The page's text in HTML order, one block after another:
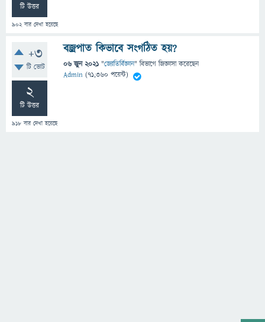
টি উত্তর
902বার দেখা হয়েছে
+3
টি ভোট
2
টি উত্তর
918 বার দেখা হয়েছে
বজ্রপাত কিভাবে সংগঠিত হয়?
06 জুন 2021 "জ্যোতির্বিজ্ঞান" বিভাগে জিজ্ঞাসাকরেছেন
Admin (71,360 পয়েন্ট)